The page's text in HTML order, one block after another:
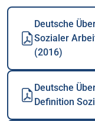
Deutsche
Sozialer
(2016)
Deutsche
Definition